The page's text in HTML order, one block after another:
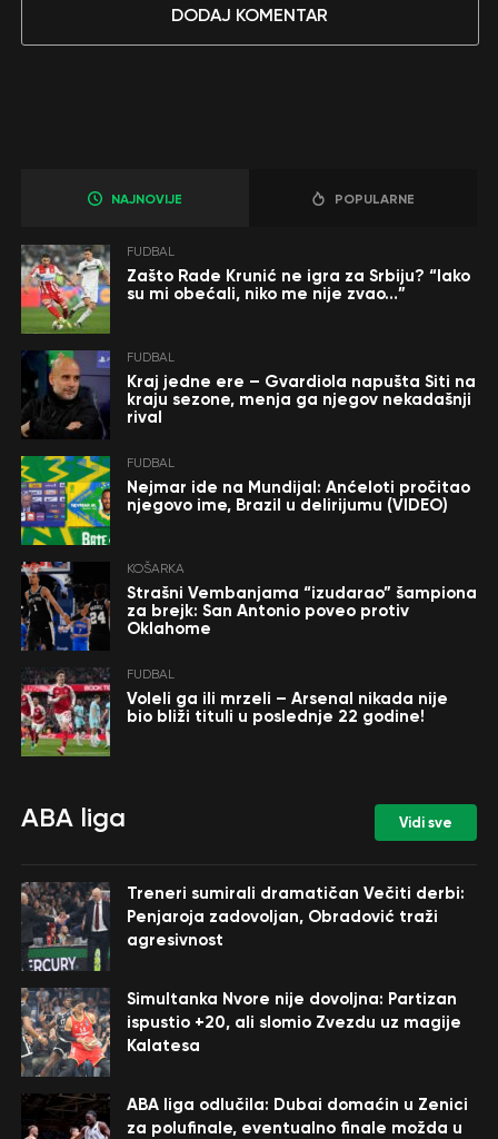
DODAJ KOMENTAR
NAJNOVIJE POPULARNE
FUDBAL
Zašto Rade Krunić ne igra za Srbiju? “Iako
su mi obećali, niko me nije zvao…”
FUDBAL
Kraj jedne ere – Gvardiola napušta Siti na
kraju sezone, menja ga njegov nekadašnji
rival
FUDBAL
Nejmar ide na Mundijal: Anćeloti pročitao
njegovo ime, Brazil u delirijumu (VIDEO)
KOŠARKA
Strašni Vembanjama “izudarao” šampiona
za brejk: San Antonio poveo protiv
Oklahome
FUDBAL
Voleli ga ili mrzeli – Arsenal nikada nije
bio bliži tituli u poslednje 22 godine!
ABA liga Vidi sve
Treneri sumirali dramatičan Večiti derbi:
Penjaroja zadovoljan, Obradović traži
agresivnost
Simultanka Nvore nije dovoljna: Partizan
ispustio +20, ali slomio Zvezdu uz magije
Kalatesa
ABA liga odlučila: Dubai domaćin u Zenici
za polufinale, eventualno finale možda u